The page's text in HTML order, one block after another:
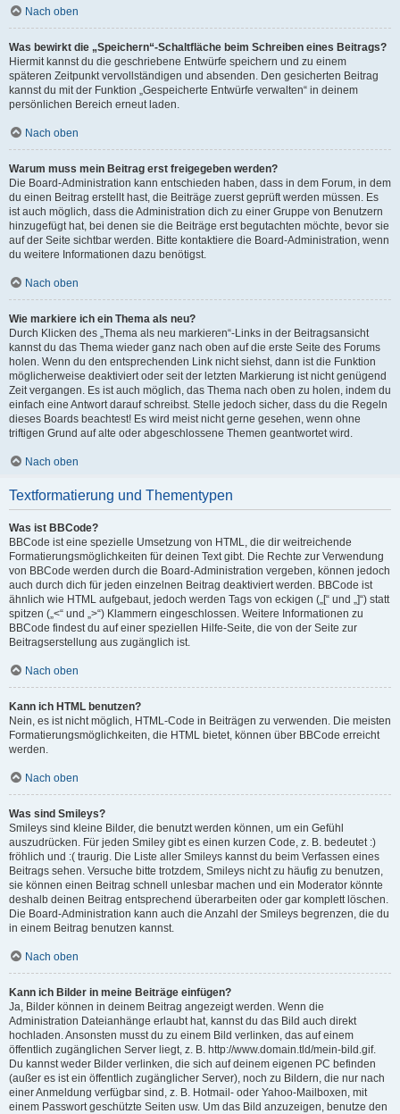
Nach oben
Was bewirkt die „Speichern“-Schaltfläche beim Schreiben eines Beitrags?
Hiermit kannst du die geschriebene Entwürfe speichern und zu einem
späteren Zeitpunkt vervollständigen und absenden. Den gesicherten Beitrag
kannst du mit der Funktion „Gespeicherte Entwürfe verwalten“ in deinem
persönlichen Bereich erneut laden.
Nach oben
Warum muss mein Beitrag erst freigegeben werden?
Die Board-Administration kann entschieden haben, dass in dem Forum, in dem
du einen Beitrag erstellt hast, die Beiträge zuerst geprüft werden müssen. Es
ist auch möglich, dass die Administration dich zu einer Gruppe von Benutzern
hinzugefügt hat, bei denen sie die Beiträge erst begutachten möchte, bevor sie
auf der Seite sichtbar werden. Bitte kontaktiere die Board-Administration, wenn
du weitere Informationen dazu benötigst.
Nach oben
Wie markiere ich ein Thema als neu?
Durch Klicken des „Thema als neu markieren“-Links in der Beitragsansicht
kannst du das Thema wieder ganz nach oben auf die erste Seite des Forums
holen. Wenn du den entsprechenden Link nicht siehst, dann ist die Funktion
möglicherweise deaktiviert oder seit der letzten Markierung ist nicht genügend
Zeit vergangen. Es ist auch möglich, das Thema nach oben zu holen, indem du
einfach eine Antwort darauf schreibst. Stelle jedoch sicher, dass du die Regeln
dieses Boards beachtest! Es wird meist nicht gerne gesehen, wenn ohne
triftigen Grund auf alte oder abgeschlossene Themen geantwortet wird.
Nach oben
Textformatierung und Thementypen
Was ist BBCode?
BBCode ist eine spezielle Umsetzung von HTML, die dir weitreichende
Formatierungsmöglichkeiten für deinen Text gibt. Die Rechte zur Verwendung
von BBCode werden durch die Board-Administration vergeben, können jedoch
auch durch dich für jeden einzelnen Beitrag deaktiviert werden. BBCode ist
ähnlich wie HTML aufgebaut, jedoch werden Tags von eckigen („[“ und „]“) statt
spitzen („<“ und „>“) Klammern eingeschlossen. Weitere Informationen zu
BBCode findest du auf einer speziellen Hilfe-Seite, die von der Seite zur
Beitragserstellung aus zugänglich ist.
Nach oben
Kann ich HTML benutzen?
Nein, es ist nicht möglich, HTML-Code in Beiträgen zu verwenden. Die meisten
Formatierungsmöglichkeiten, die HTML bietet, können über BBCode erreicht
werden.
Nach oben
Was sind Smileys?
Smileys sind kleine Bilder, die benutzt werden können, um ein Gefühl
auszudrücken. Für jeden Smiley gibt es einen kurzen Code, z. B. bedeutet :)
fröhlich und :( traurig. Die Liste aller Smileys kannst du beim Verfassen eines
Beitrags sehen. Versuche bitte trotzdem, Smileys nicht zu häufig zu benutzen,
sie können einen Beitrag schnell unlesbar machen und ein Moderator könnte
deshalb deinen Beitrag entsprechend überarbeiten oder gar komplett löschen.
Die Board-Administration kann auch die Anzahl der Smileys begrenzen, die du
in einem Beitrag benutzen kannst.
Nach oben
Kann ich Bilder in meine Beiträge einfügen?
Ja, Bilder können in deinem Beitrag angezeigt werden. Wenn die
Administration Dateianhänge erlaubt hat, kannst du das Bild auch direkt
hochladen. Ansonsten musst du zu einem Bild verlinken, das auf einem
öffentlich zugänglichen Server liegt, z. B. http://www.domain.tld/mein-bild.gif.
Du kannst weder Bilder verlinken, die sich auf deinem eigenen PC befinden
(außer es ist ein öffentlich zugänglicher Server), noch zu Bildern, die nur nach
einer Anmeldung verfügbar sind, z. B. Hotmail- oder Yahoo-Mailboxen, mit
einem Passwort geschützte Seiten usw. Um das Bild anzuzeigen, benutze den